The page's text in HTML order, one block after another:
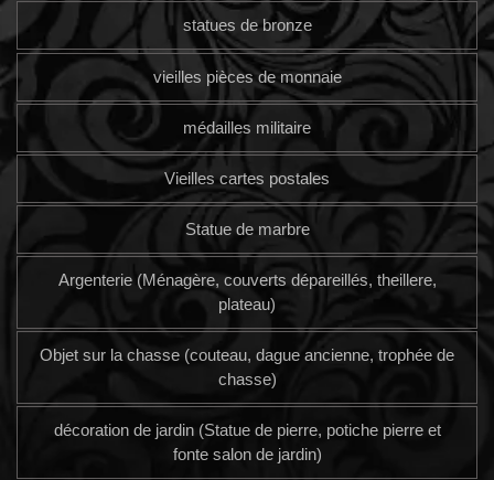
statues de bronze
vieilles pièces de monnaie
médailles militaire
Vieilles cartes postales
Statue de marbre
Argenterie (Ménagère, couverts dépareillés, theillere,
plateau)
Objet sur la chasse (couteau, dague ancienne, trophée de
chasse)
décoration de jardin (Statue de pierre, potiche pierre et
fonte salon de jardin)